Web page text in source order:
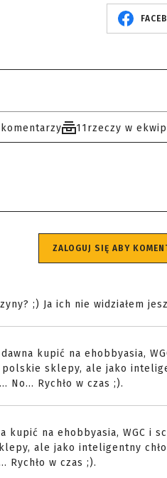
komentarzy 11rzeczy w
ZALOGUJ SIĘ ABY
;) Ja ich nie widziałem
kupić na ehobbyasia,
polskie sklepy, ale jako
No... Rychło w czas ;).
kupić na ehobbyasia, WGC i
ale jako inteligentny
Rychło w czas ;).